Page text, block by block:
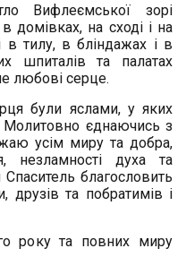
Вифлеємської зорі
домівках, на сході і на
в тилу, в бліндажах і в
шпиталів та палатах
любові серце.
були яслами, у яких
єднаючись з
усім миру та добра,
незламності духа та
благословить
друзів та побратимів і
року та повних миру